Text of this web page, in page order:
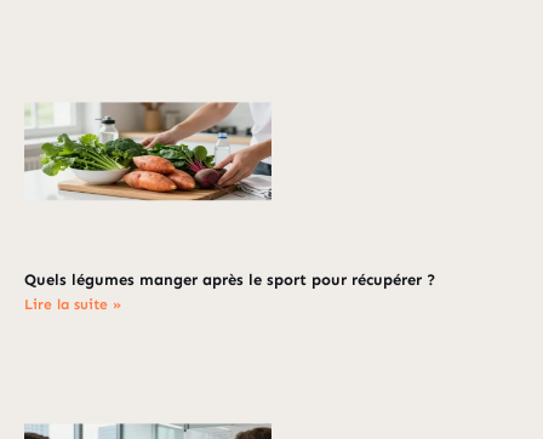
Quels légumes manger après le sport pour récupérer ?
Lire la suite »